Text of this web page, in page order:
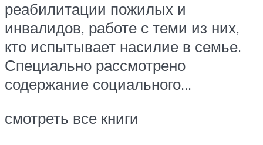
реабилитации пожилых и
инвалидов, работе с теми из них,
кто испытывает насилие в семье.
Специально рассмотрено
содержание социального…
смотреть все книги